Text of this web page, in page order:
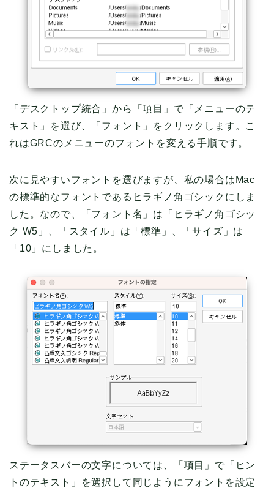
「デスクトップ統合」から「項目」で「メニューのテ
キスト」を選び、「フォント」をクリックします。こ
れはGRCのメニューのフォントを変える手順です。
次に見やすいフォントを選びますが、私の場合はMac
の標準的なフォントであるヒラギノ角ゴシックにしま
した。なので、「フォント名」は「ヒラギノ角ゴシッ
ク W5」、「スタイル」は「標準」、「サイズ」は
「10」にしました。
ステータスバーの文字については、「項目」で「ヒン
トのテキスト」を選択して同じようにフォントを設定